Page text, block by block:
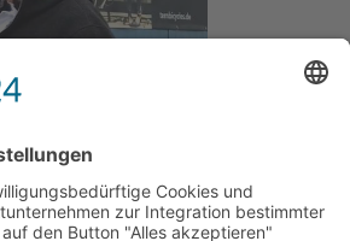
Online Marine Spezialist sein,